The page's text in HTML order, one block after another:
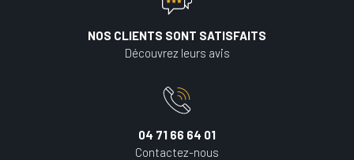
NOS CLIENTS SONT SATISFAITS
Découvrez leurs avis
04 71 66 64 01
Contactez-nous